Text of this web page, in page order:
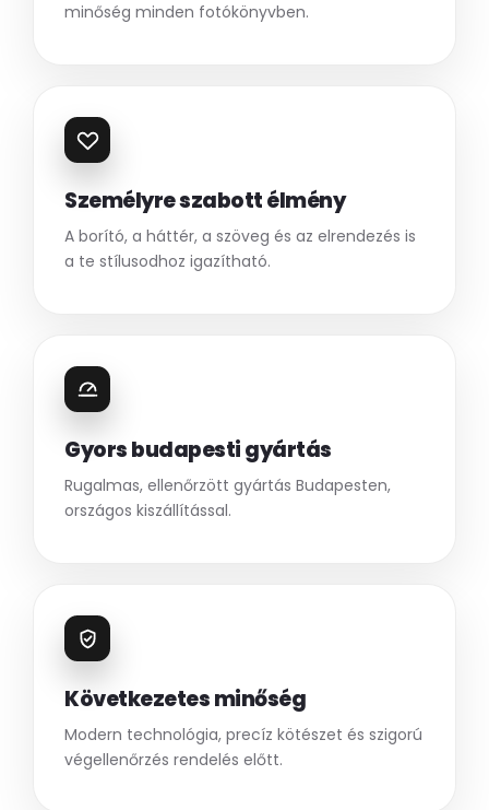
minőség minden fotókönyvben.
Személyre szabott élmény
A borító, a háttér, a szöveg és az elrendezés is
a te stílusodhoz igazítható.
Gyors budapesti gyártás
Rugalmas, ellenőrzött gyártás Budapesten,
országos kiszállítással.
Következetes minőség
Modern technológia, precíz kötészet és szigorú
végellenőrzés rendelés előtt.